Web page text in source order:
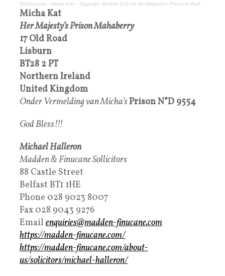
RSMuseum · Micha Kat – Dagelijks Bericht (13) uit Her Majesty’s Prison in Belfast, 13 februari 2022
Micha Kat
Her Majesty’s Prison Mahaberry
17 Old Road
Lisburn
BT28 2 PT
Northern Ireland
United Kingdom
Onder Vermelding van Micha’sPrisonN°D 9554
God Bless!!!
Michael Halleron
Madden & Finucane Sollicitors
88 Castle Street
Belfast BT1 1HE
Phone 028 9023 8007
Fax 028 9043 9276
Email enquiries@madden-finucane.com
https://madden-finucane.com/
https://madden-finucane.com/about-
us/solicitors/michael-halleron/